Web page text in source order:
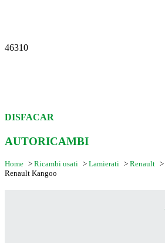
46310
DISFACAR
AUTORICAMBI
Home > Ricambi usati > Lamierati > Renault >
Renault Kangoo